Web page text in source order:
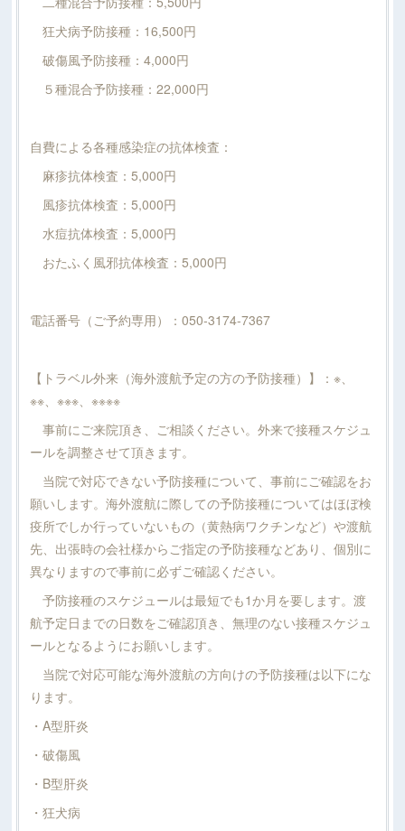
狂犬病予防接種：16,500円
破傷風予防接種：4,000円
５種混合予防接種：22,000円
自費による各種感染症の抗体検査：
麻疹抗体検査：5,000円
風疹抗体検査：5,000円
水痘抗体検査：5,000円
おたふく風邪抗体検査：5,000円
電話番号（ご予約専用）：050-3174-7367
【トラベル外来（海外渡航予定の方の予防接種）】：※、
※※、※※※、※※※※
事前にご来院頂き、ご相談ください。外来で接種スケジュ
ールを調整させて頂きます。
当院で対応できない予防接種について、事前にご確認をお
願いします。海外渡航に際しての予防接種についてはほぼ検
疫所でしか行っていないもの（黄熱病ワクチンなど）や渡航
先、出張時の会社様からご指定の予防接種などあり、個別に
異なりますので事前に必ずご確認ください。
予防接種のスケジュールは最短でも1か月を要します。渡
航予定日までの日数をご確認頂き、無理のない接種スケジュ
ールとなるようにお願いします。
当院で対応可能な海外渡航の方向けの予防接種は以下にな
ります。
・A型肝炎
・破傷風
・B型肝炎
・狂犬病